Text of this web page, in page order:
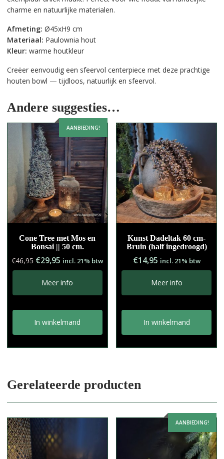
charme en natuurlijke materialen.
Afmeting: Ø45xH9 cm
Materiaal: Paulownia hout
Kleur: warme houtkleur
Creëer eenvoudig een sfeervol centerpiece met deze prachtige
houten bowl — tijdloos, natuurlijk en sfeervol.
Andere suggesties…
AANBIEDING!
Cone Tree met Mos en
Bonsai || 50 cm.
€46,95 Oorspronkelijke
prijs
was:
€46,95.
€29,95 Huidige
prijs
is:
€29,95.
incl. 21% btw
Meer info
In winkelmand
Kunst Dadeltak 60 cm-
Bruin (half ingedroogd)
€14,95 incl. 21% btw
Meer info
In winkelmand
Gerelateerde producten
AANBIEDING!